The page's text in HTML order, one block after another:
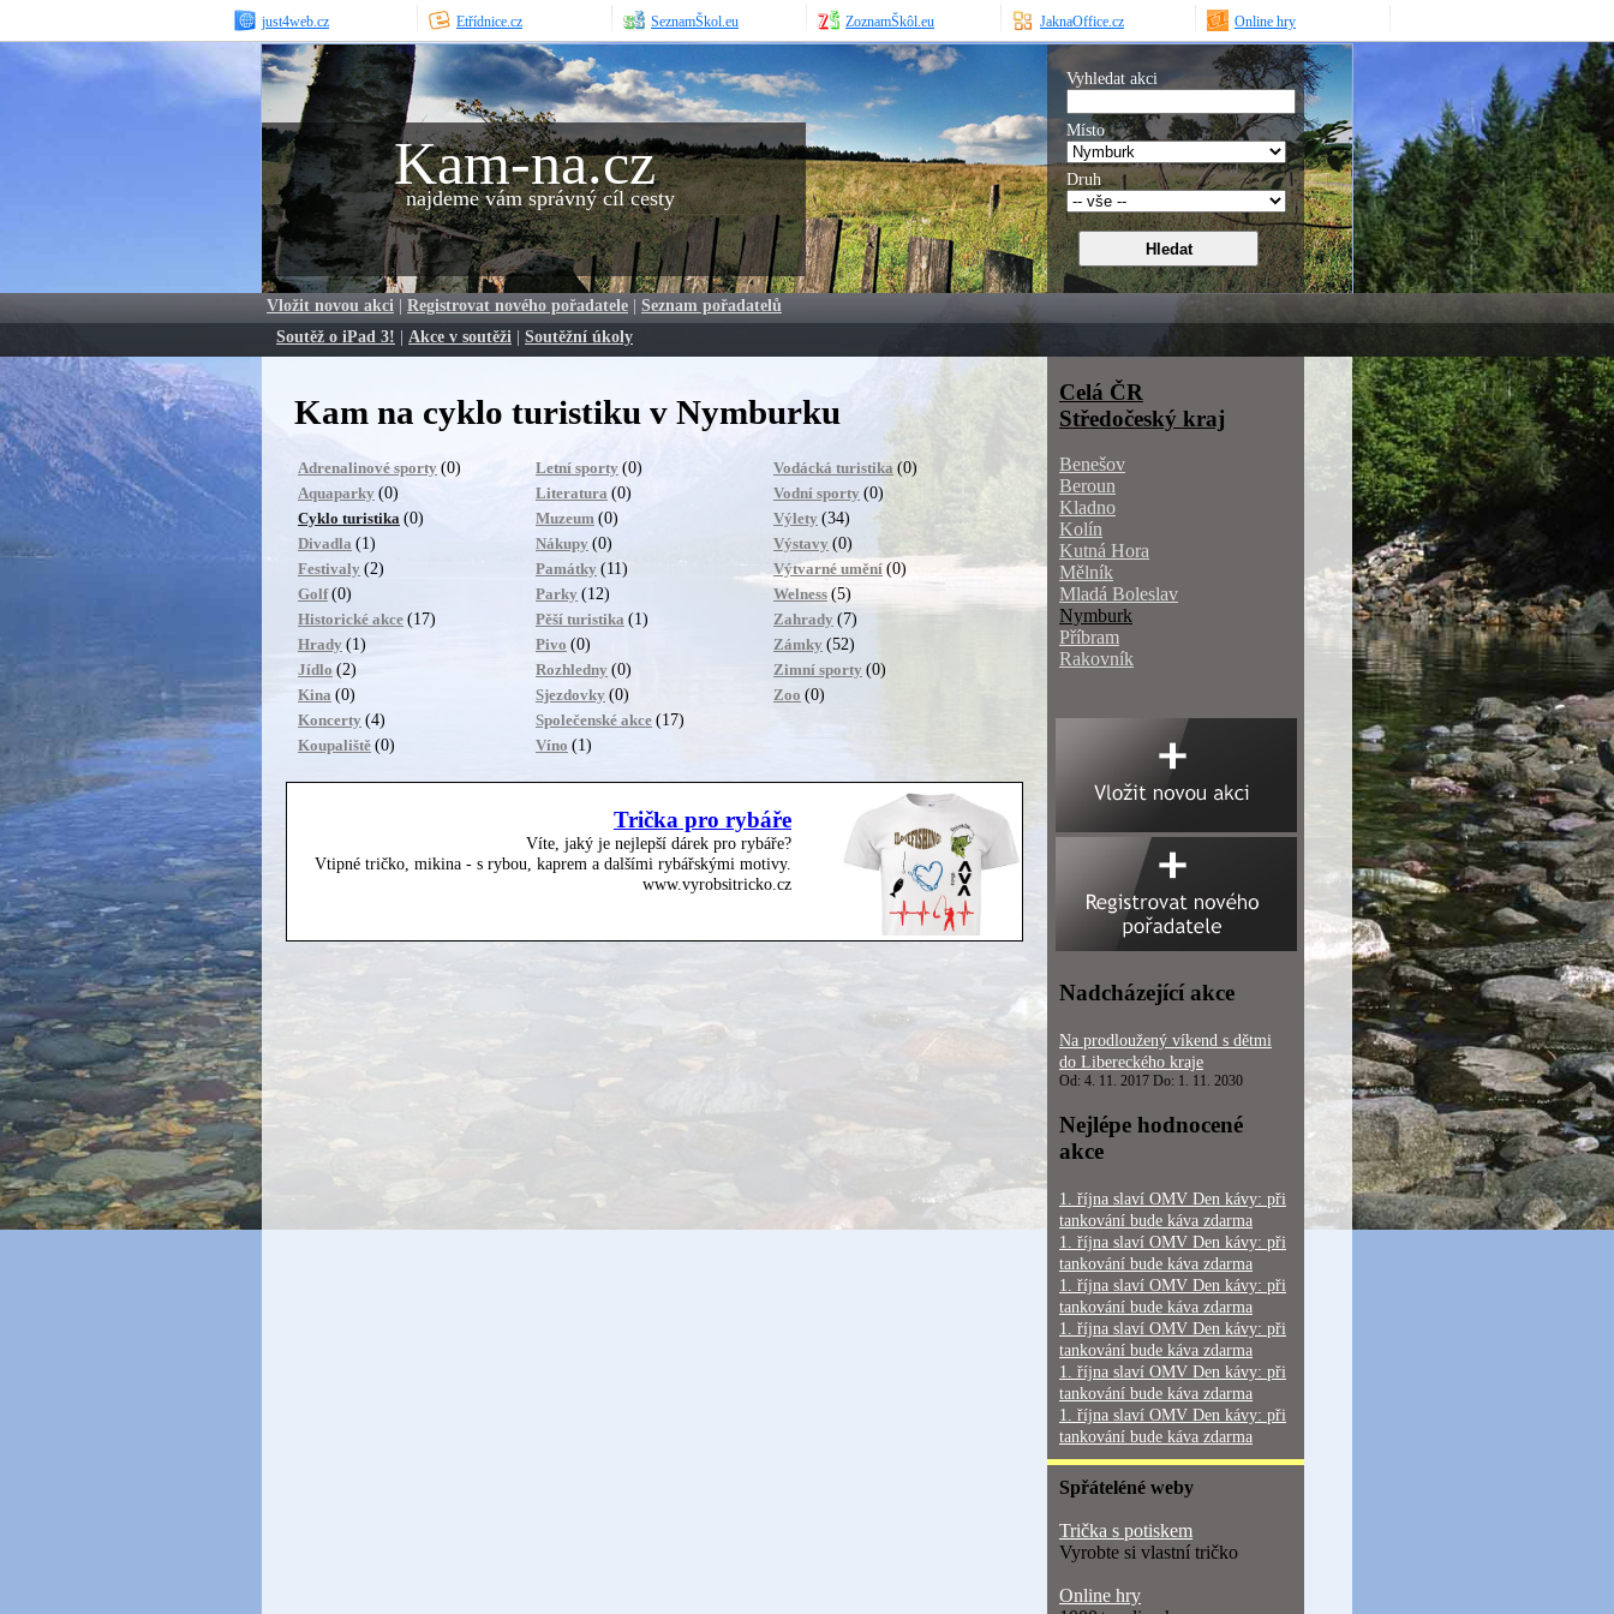
just4web.cz Etřídnice.cz SeznamŠkol.eu ZoznamŠkôl.eu JaknaOffice.cz Online hry
Kam-na.cz
najdeme vám správný cíl cesty
Vyhledat akci
Místo
Druh
Vložit novou akci | Registrovat nového pořadatele | Seznam pořadatelů
Soutěž o iPad 3! | Akce v soutěži | Soutěžní úkoly
Kam na cyklo turistiku v Nymburku
Adrenalinové sporty (0)
Aquaparky (0)
Cyklo turistika (0)
Divadla (1)
Festivaly (2)
Golf (0)
Historické akce (17)
Hrady (1)
Jídlo (2)
Kina (0)
Koncerty (4)
Koupaliště (0)
Letní sporty (0)
Literatura (0)
Muzeum (0)
Nákupy (0)
Památky (11)
Parky (12)
Pěší turistika (1)
Pivo (0)
Rozhledny (0)
Sjezdovky (0)
Společenské akce (17)
Víno (1)
Vodácká turistika (0)
Vodní sporty (0)
Výlety (34)
Výstavy (0)
Výtvarné umění (0)
Welness (5)
Zahrady (7)
Zámky (52)
Zimní sporty (0)
Zoo (0)
Trička pro rybáře
Víte, jaký je nejlepší dárek pro rybáře?
Vtipné tričko, mikina - s rybou, kaprem a dalšími rybářskými motivy.
www.vyrobsitricko.cz
Celá ČR
Středočeský kraj
Benešov
Beroun
Kladno
Kolín
Kutná Hora
Mělník
Mladá Boleslav
Nymburk
Příbram
Rakovník
Nadcházející akce
Na prodloužený víkend s dětmi
do Libereckého kraje
Od: 4. 11. 2017 Do: 1. 11. 2030
Nejlépe hodnocené
akce
1. října slaví OMV Den kávy: při
tankování bude káva zdarma
1. října slaví OMV Den kávy: při
tankování bude káva zdarma
1. října slaví OMV Den kávy: při
tankování bude káva zdarma
1. října slaví OMV Den kávy: při
tankování bude káva zdarma
1. října slaví OMV Den kávy: při
tankování bude káva zdarma
1. října slaví OMV Den kávy: při
tankování bude káva zdarma
Spřáteléné weby
Trička s potiskem
Vyrobte si vlastní tričko
Online hry